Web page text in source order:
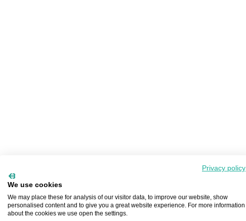
Privacy policy
We use cookies
We may place these for analysis of our visitor data, to improve our website, show
personalised content and to give you a great website experience. For more information
about the cookies we use open the settings.